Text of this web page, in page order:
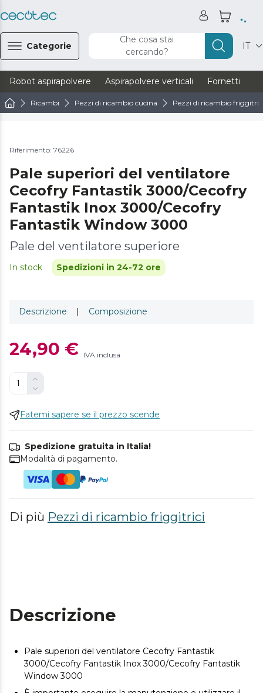
Categorie
Che cosa stai
cercando?
IT
Robot aspirapolvere Aspirapolvere verticali Fornetti
Ricambi Pezzi di ricambio cucina Pezzi di ricambio
Riferimento: 76226
Pale superiori del ventilatore
Cecofry Fantastik 3000/Cecofry
Fantastik Inox 3000/Cecofry
Fantastik Window 3000
Pale del ventilatore superiore
In stock Spedizioni in 24-72 ore
Descrizione | Composizione
24,90 € IVA inclusa
Fatemi sapere se il prezzo scende
Spedizione gratuita in Italia!
Modalità di pagamento.
Di più Pezzi di ricambio friggitrici
Descrizione
Pale superiori del ventilatore Cecofry Fantastik
3000/Cecofry Fantastik Inox 3000/Cecofry Fantastik
Window 3000